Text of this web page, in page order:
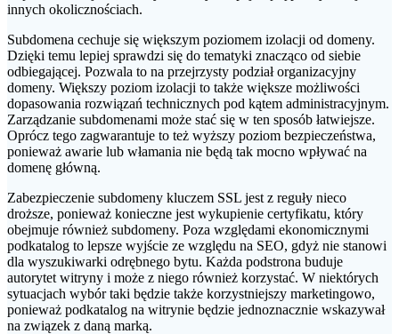
innych okolicznościach.
Subdomena cechuje się większym poziomem izolacji od domeny.
Dzięki temu lepiej sprawdzi się do tematyki znacząco od siebie
odbiegającej. Pozwala to na przejrzysty podział organizacyjny
domeny. Większy poziom izolacji to także większe możliwości
dopasowania rozwiązań technicznych pod kątem administracyjnym.
Zarządzanie subdomenami może stać się w ten sposób łatwiejsze.
Oprócz tego zagwarantuje to też wyższy poziom bezpieczeństwa,
ponieważ awarie lub włamania nie będą tak mocno wpływać na
domenę główną.
Zabezpieczenie subdomeny kluczem SSL jest z reguły nieco
droższe, ponieważ konieczne jest wykupienie certyfikatu, który
obejmuje również subdomeny. Poza względami ekonomicznymi
podkatalog to lepsze wyjście ze względu na SEO, gdyż nie stanowi
dla wyszukiwarki odrębnego bytu. Każda podstrona buduje
autorytet witryny i może z niego również korzystać. W niektórych
sytuacjach wybór taki będzie także korzystniejszy marketingowo,
ponieważ podkatalog na witrynie będzie jednoznacznie wskazywał
na związek z daną marką.